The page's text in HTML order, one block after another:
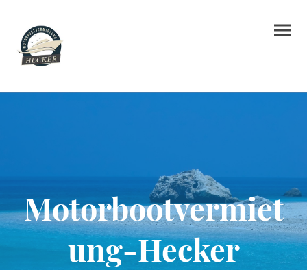
Motorbootvermiet
ung-Hecker